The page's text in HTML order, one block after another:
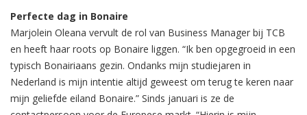
Perfecte dag in Bonaire
Marjolein Oleana vervult de rol van Business Manager bij TCB
en heeft haar roots op Bonaire liggen. “Ik ben opgegroeid in een
typisch Bonairiaans gezin. Ondanks mijn studiejaren in
Nederland is mijn intentie altijd geweest om terug te keren naar
mijn geliefde eiland Bonaire.” Sinds januari is ze de